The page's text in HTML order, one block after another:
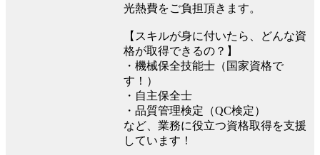
光熱費をご負担頂きます。
【スキルが身に付いたら、どんな資
格が取得できるの？】
・機械保全技能士（国家資格で
す！）
・自主保全士
・品質管理検定（QC検定）
など、業務に役立つ資格取得を支援
しています！